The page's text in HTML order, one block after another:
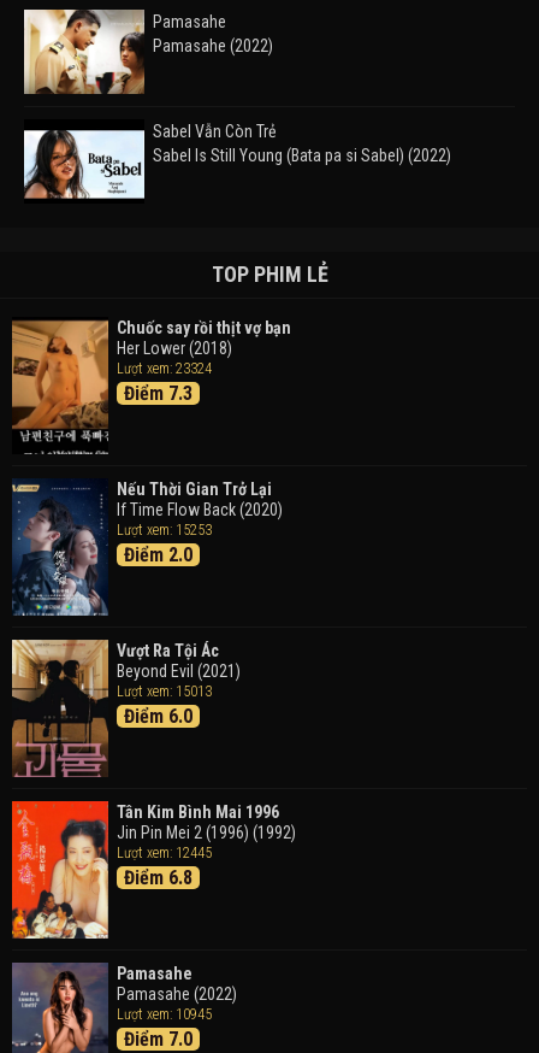
Pamasahe
Pamasahe (2022)
Sabel Vẫn Còn Trẻ
Sabel Is Still Young (Bata pa si Sabel) (2022)
Takas (2024)
Thám Tử Lừng Danh Conan 26: Tàu Ngầm Sắt Màu
Đen
Detective Conan: Black Iron Submarine (2023)
Trong Tranh
Doraemon the Movie: Nobita's Art World Tales (2025)
Tháng Ngày Tươi Đẹp
TOP PHIM LẺ
Chuốc say rồi thịt vợ bạn
Her Lower (2018)
Lượt xem: 23324
Điểm 7.3
Nếu Thời Gian Trở Lại
If Time Flow Back (2020)
Lượt xem: 15253
Điểm 2.0
Vượt Ra Tội Ác
Beyond Evil (2021)
Lượt xem: 15013
Điểm 6.0
Tân Kim Bình Mai 1996
Jin Pin Mei 2 (1996) (1992)
Lượt xem: 12445
Điểm 6.8
Pamasahe
Pamasahe (2022)
Lượt xem: 10945
Điểm 7.0